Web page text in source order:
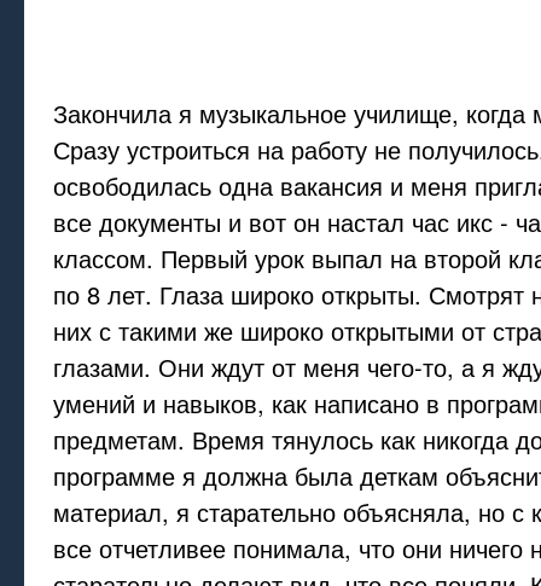
Закончила я музыкальное училище,
Сразу устроиться на работу не
освободилась одна вакансия и меня
все документы и вот он настал час икс -
классом. Первый урок выпал на второй
по 8 лет. Глаза широко открыты. Смотрят
них с такими же широко открытыми от
глазами. Они ждут от меня чего-то, а я
умений и навыков, как написано в
предметам. Время тянулось как никогда
программе я должна была деткам
материал, я старательно объясняла, но с
все отчетливее понимала, что они ничего